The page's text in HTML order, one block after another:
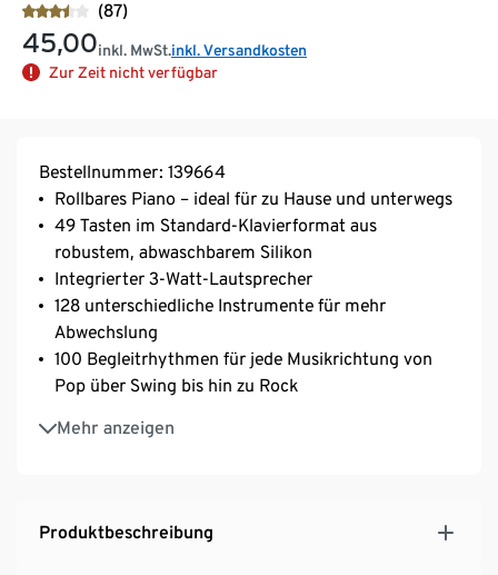
(87)
45,00inkl. MwSt.inkl. Versandkosten
Zur Zeit nicht verfügbar
Bestellnummer: 139664
Rollbares Piano – ideal für zu Hause und unterwegs
49 Tasten im Standard-Klavierformat aus
robustem, abwaschbarem Silikon
Integrierter 3-Watt-Lautsprecher
128 unterschiedliche Instrumente für mehr
Abwechslung
100 Begleitrhythmen für jede Musikrichtung von
Pop über Swing bis hin zu Rock
Mehr anzeigen
Vorinstallierte Soundeffekte und Demosongs – für
Anfänger und Fortgeschrittene geeignet
Batterie- und Netzbetrieb möglich
Produktbeschreibung